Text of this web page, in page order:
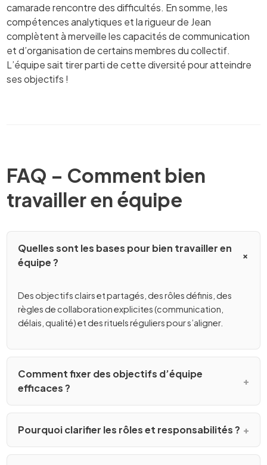
camarade rencontre des difficultés. En somme, les
compétences analytiques et la rigueur de Jean
complètent à merveille les capacités de communication
et d’organisation de certains membres du collectif.
L’équipe sait tirer parti de cette diversité pour atteindre
ses objectifs !
FAQ – Comment bien
travailler en équipe
Quelles sont les bases pour bien travailler en
équipe ?
Des objectifs clairs et partagés, des rôles définis, des
règles de collaboration explicites (communication,
délais, qualité) et des rituels réguliers pour s’aligner.
Comment fixer des objectifs d’équipe
efficaces ?
Pourquoi clarifier les rôles et responsabilités ?